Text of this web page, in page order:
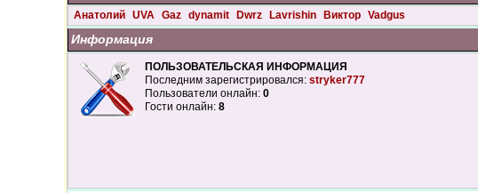
Анатолий UVA Gaz dynamit Dwrz Lavrishin Виктор Vadgus
Информация
ПОЛЬЗОВАТЕЛЬСКАЯ ИНФОРМАЦИЯ
Последним зарегистрировался: stryker777
Пользователи онлайн: 0
Гости онлайн: 8